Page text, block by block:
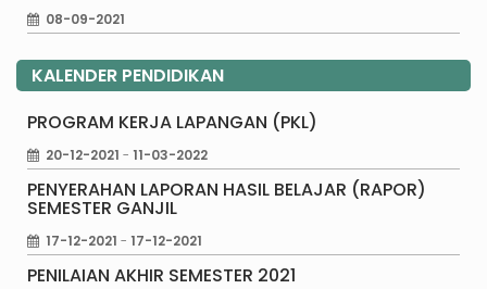
08-09-2021
KALENDER PENDIDIKAN
PROGRAM KERJA LAPANGAN (PKL)
20-12-2021 - 11-03-2022
PENYERAHAN LAPORAN HASIL BELAJAR (RAPOR)
SEMESTER GANJIL
17-12-2021 - 17-12-2021
PENILAIAN AKHIR SEMESTER 2021